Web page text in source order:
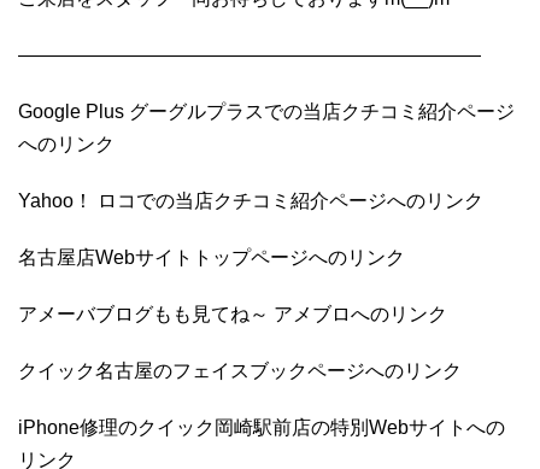
————————————————————————
Google Plus グーグルプラスでの当店クチコミ紹介ページ
へのリンク
Yahoo！ ロコでの当店クチコミ紹介ページへのリンク
名古屋店Webサイトトップページへのリンク
アメーバブログもも見てね～ アメブロへのリンク
クイック名古屋のフェイスブックページへのリンク
iPhone修理のクイック岡崎駅前店の特別Webサイトへの
リンク